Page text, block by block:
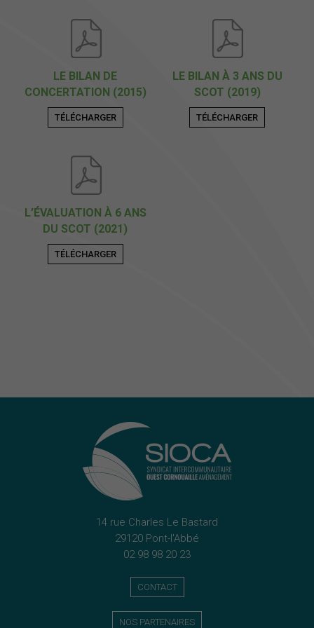
LE BILAN DE
CONCERTATION (2015)
TÉLÉCHARGER
LE BILAN À 3 ANS DU
SCOT (2019)
TÉLÉCHARGER
L’ÉVALUATION À 6 ANS
DU SCOT (2021)
TÉLÉCHARGER
14 rue Charles Le Bastard
29120 Pont-l'Abbé
02 98 98 20 23
CONTACT
NOS PARTENAIRES